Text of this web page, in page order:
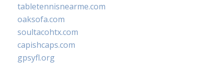
tabletennisnearme.com
oaksofa.com
soultacohtx.com
capishcaps.com
gpsyfl.org